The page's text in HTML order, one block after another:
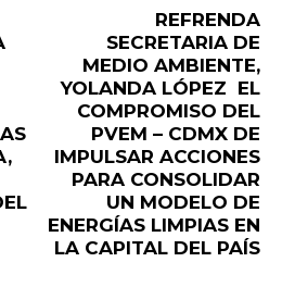
REFRENDA
SECRETARIA DE
MEDIO AMBIENTE,
YOLANDA LÓPEZ EL
COMPROMISO DEL
PVEM – CDMX DE
IMPULSAR ACCIONES
PARA CONSOLIDAR
UN MODELO DE
ENERGÍAS LIMPIAS EN
LA CAPITAL DEL PAÍS